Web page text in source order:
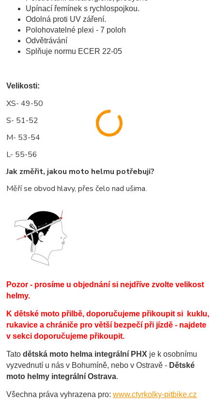
Upínací řemínek s rychlospojkou.
Odolná proti UV záření.
Polohovatelné plexi - 7 poloh
Odvětrávání
Splňuje normu ECER 22-05
Velikosti:
XS- 49-50
S- 51-52
M- 53-54
L- 55-56
Jak změřit, jakou moto helmu potřebuji?
Měří se obvod hlavy, přes čelo nad ušima.
Pozor - prosíme u objednání si nejdříve zvolte velikost
helmy.
K dětské moto přilbě, doporučujeme přikoupit si kuklu,
rukavice a chrániče pro větší bezpečí při jízdě - najdete
v sekci doporučujeme přikoupit.
Tatodětská moto helma integrální PHX je k osobnímu
vyzvednutí u nás v Bohumíně, nebo v Ostravě - Dětské
moto helmy integrální Ostrava.
Všechna práva vyhrazena pro:www.ctyrkolky-pitbike.cz